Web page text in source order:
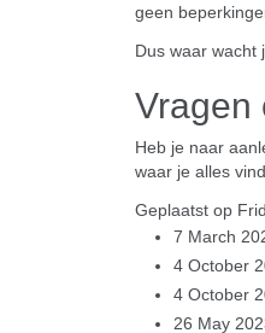
geen
Dus waar wacht
Vragen
Heb je naar
waar je alles
Geplaatst op
7 March
4 October
4 October
26 May